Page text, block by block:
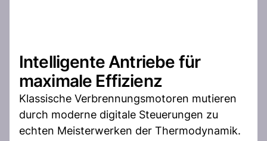
Intelligente Antriebe für
maximale Effizienz
Klassische Verbrennungsmotoren mutieren
durch moderne digitale Steuerungen zu
echten Meisterwerken der Thermodynamik.